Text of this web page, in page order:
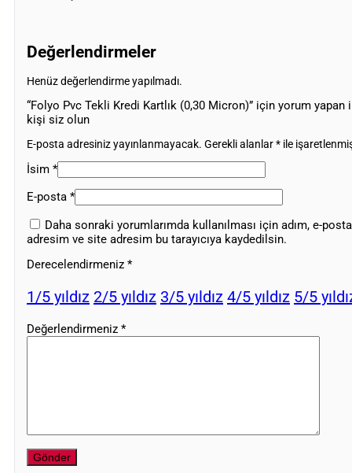
Değerlendirmeler
Henüz değerlendirme yapılmadı.
“Folyo Pvc Tekli Kredi Kartlık (0,30 Micron)” için yorum yapan
kişi siz olun
E-posta adresiniz yayınlanmayacak. Gerekli alanlar* ile
İsim *
E-posta *
Daha sonraki yorumlarımda kullanılması için adım, e-posta
adresim ve site adresim bu tarayıcıya kaydedilsin.
Derecelendirmeniz *
1/5 yıldız 2/5 yıldız 3/5 yıldız 4/5 yıldız 5/5
Değerlendirmeniz *